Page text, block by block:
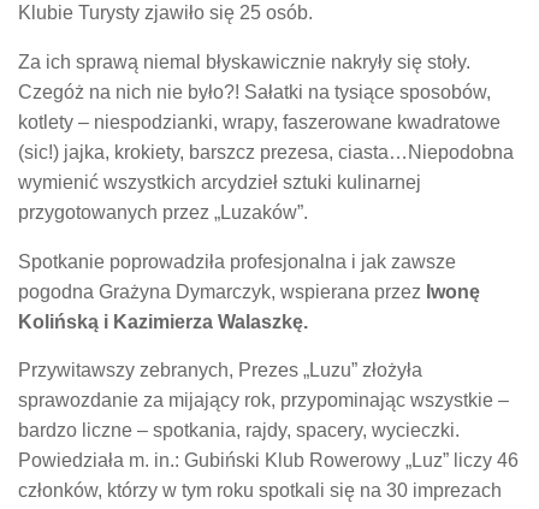
Klubie Turysty zjawiło się 25 osób.
Za ich sprawą niemal błyskawicznie nakryły się stoły.
Czegóż na nich nie było?! Sałatki na tysiące sposobów,
kotlety – niespodzianki, wrapy, faszerowane kwadratowe
(sic!) jajka, krokiety, barszcz prezesa, ciasta…Niepodobna
wymienić wszystkich arcydzieł sztuki kulinarnej
przygotowanych przez „Luzaków”.
Spotkanie poprowadziła profesjonalna i jak zawsze
pogodna Grażyna Dymarczyk, wspierana przez Iwonę
Kolińską i Kazimierza Walaszkę.
Przywitawszy zebranych, Prezes „Luzu” złożyła
sprawozdanie za mijający rok, przypominając wszystkie –
bardzo liczne – spotkania, rajdy, spacery, wycieczki.
Powiedziała m. in.: Gubiński Klub Rowerowy „Luz” liczy 46
członków, którzy w tym roku spotkali się na 30 imprezach